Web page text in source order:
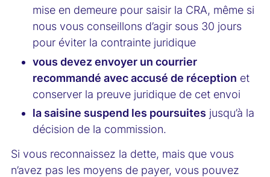
mise en demeure pour saisir la CRA, même si
nous vous conseillons d’agir sous 30 jours
pour éviter la contrainte juridique
vous devez envoyer un courrier
recommandé avec accusé de réception et
conserver la preuve juridique de cet envoi
la saisine suspend les poursuites jusqu’à la
décision de la commission.
Si vous reconnaissez la dette, mais que vous
n’avez pas les moyens de payer, vous pouvez